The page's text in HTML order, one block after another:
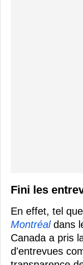
Fini les
En effet, tel
Montréaldans
Canada a pris
d'entrevues